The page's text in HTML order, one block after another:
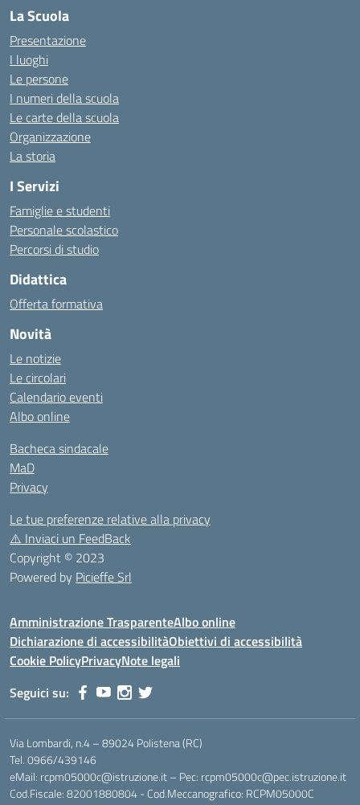
La Scuola
Presentazione
I luoghi
Le persone
I numeri della scuola
Le carte della scuola
Organizzazione
La storia
I Servizi
Famiglie e studenti
Personale scolastico
Percorsi di studio
Didattica
Offerta formativa
Novità
Le notizie
Le circolari
Calendario eventi
Albo online
Bacheca sindacale
MaD
Privacy
Le tue preferenze relative alla privacy
⚠️ Inviaci un FeedBack
Copyright © 2023
Powered by Picieffe Srl
Amministrazione TrasparenteAlbo online
Dichiarazione di accessibilitàObiettivi di accessibilità
Cookie PolicyPrivacyNote legali
Seguici su:
Via Lombardi, n.4 – 89024 Polistena (RC)
Tel. 0966/439146
eMail: rcpm05000c@istruzione.it – Pec: rcpm05000c@pec.istruzione.it
Cod.Fiscale: 82001880804 - Cod.Meccanografico: RCPM05000C